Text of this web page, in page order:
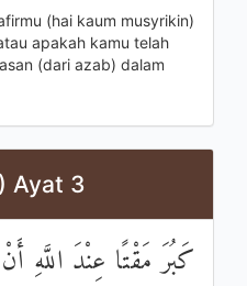
(hai kaum musyrikin)
apakah kamu telah
(dari azab) dalam
Ayat 3
كَبُرَ مَقْتًا عِنْدَ اللَّهِ